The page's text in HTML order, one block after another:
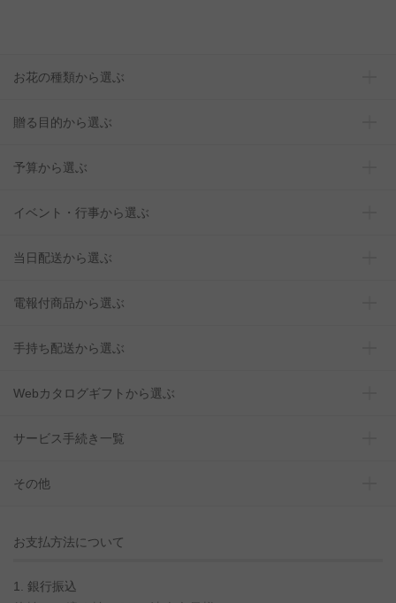
お花の種類から選ぶ
贈る目的から選ぶ
予算から選ぶ
イベント・行事から選ぶ
当日配送から選ぶ
電報付商品から選ぶ
手持ち配送から選ぶ
Webカタログギフトから選ぶ
サービス手続き一覧
その他
お支払方法について
1. 銀行振込